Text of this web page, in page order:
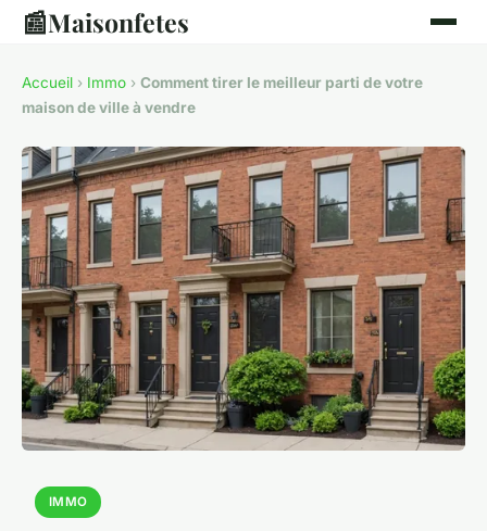
📰Maisonfetes
Accueil › Immo › Comment tirer le meilleur parti de votre
maison de ville à vendre
IMMO